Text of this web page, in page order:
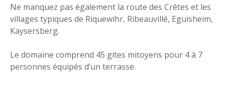
Ne manquez pas également la route des Crêtes et les
villages typiques de Riquewihr, Ribeauvillé, Eguisheim,
Kaysersberg.
Le domaine comprend 45 gites mitoyens pour 4 à 7
personnes équipés d’un terrasse.